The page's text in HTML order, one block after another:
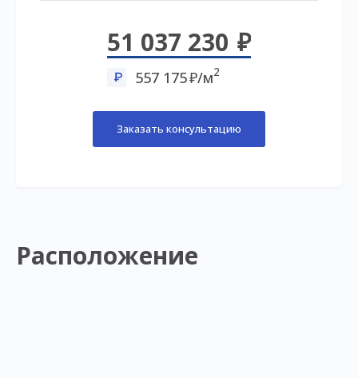
51 037 230
557 175 /м2
Заказать консультацию
Расположение